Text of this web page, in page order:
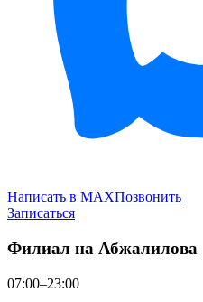
Написать в MAXПозвонить
Записаться
Филиал на Абжалилова
07:00–23:00